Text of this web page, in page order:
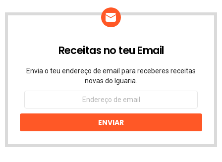
Receitas no teu Email
Envia o teu endereço de email para receberes receitas
novas do Iguaria.
Endereço
email
ENVIAR